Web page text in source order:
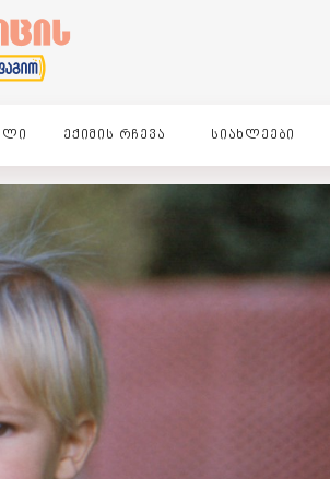
ᲔᲥᲘᲛᲘᲡ ᲠᲩᲔᲕᲐ ᲡᲘᲐᲮᲚᲔᲔᲑᲘ